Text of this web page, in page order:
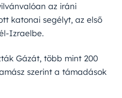
az iráni
katonai segélyt, az első
Izraelbe.
Gázát, több mint 200
szerint a támadások